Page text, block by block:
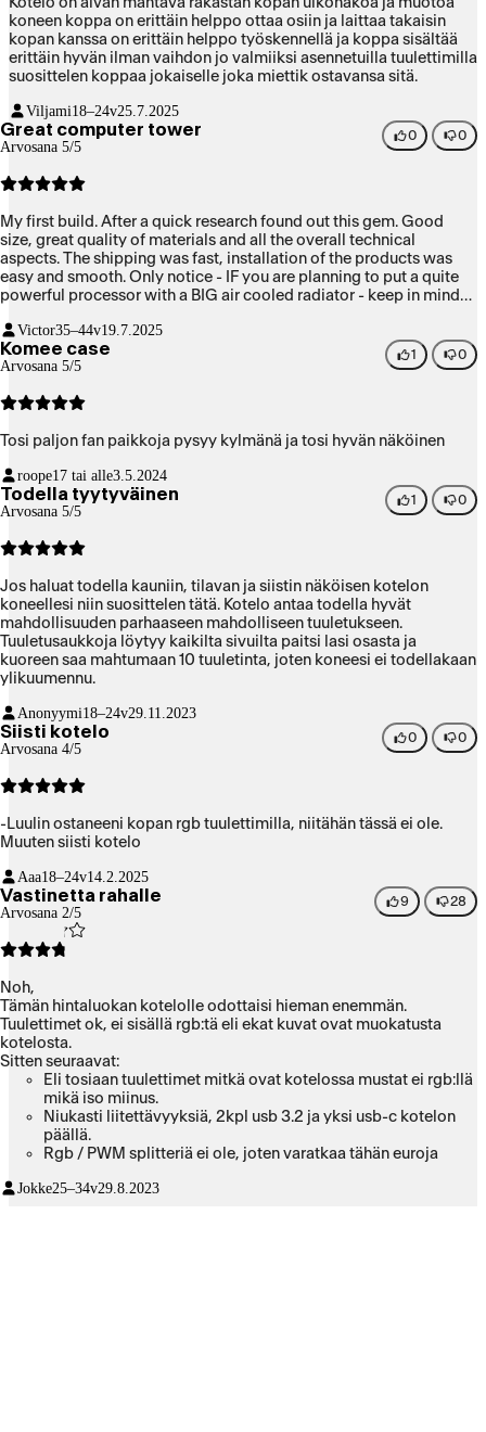
koneen koppa on erittäin helppo ottaa osiin ja laittaa takaisin
kopan kanssa on erittäin helppo työskennellä ja koppa sisältää
erittäin hyvän ilman vaihdon jo valmiiksi asennetuilla tuulettimilla
suosittelen koppaa jokaiselle joka miettik ostavansa sitä.
Viljami18–24v25.7.2025
Great computer tower
Arvosana 5/5
0 0
My first build. After a quick research found out this gem. Good
size, great quality of materials and all the overall technical
aspects. The shipping was fast, installation of the products was
easy and smooth. Only notice - IF you are planning to put a quite
powerful processor with a BIG air cooled radiator - keep in mind
other than that 10/10
Victor35–44v19.7.2025
Komee case
Arvosana 5/5
1 0
Tosi paljon fan paikkoja pysyy kylmänä ja tosi hyvän näköinen
roope17 tai alle3.5.2024
Todella tyytyväinen
Arvosana 5/5
1 0
Jos haluat todella kauniin, tilavan ja siistin näköisen kotelon
koneellesi niin suosittelen tätä. Kotelo antaa todella hyvät
mahdollisuuden parhaaseen mahdolliseen tuuletukseen.
Tuuletusaukkoja löytyy kaikilta sivuilta paitsi lasi osasta ja
kuoreen saa mahtumaan 10 tuuletinta, joten koneesi ei todellakaan
ylikuumennu.
Anonyymi18–24v29.11.2023
Siisti kotelo
Arvosana 4/5
0 0
-Luulin ostaneeni kopan rgb tuulettimilla, niitähän tässä ei ole.
Muuten siisti kotelo
Aaa18–24v14.2.2025
Vastinetta rahalle
Arvosana 2/5
9 28
Noh,
Tämän hintaluokan kotelolle odottaisi hieman enemmän.
Tuulettimet ok, ei sisällä rgb:tä eli ekat kuvat ovat muokatusta
kotelosta.
Sitten seuraavat:
Eli tosiaan tuulettimet mitkä ovat kotelossa mustat ei rgb:llä
mikä iso miinus.
Niukasti liitettävyyksiä, 2kpl usb 3.2 ja yksi usb-c kotelon
päällä.
Rgb / PWM splitteriä ei ole, joten varatkaa tähän euroja
tulossa kyseiseen koteloon ja emolevyssä usein ei paikat
Jokke25–34v29.8.2023